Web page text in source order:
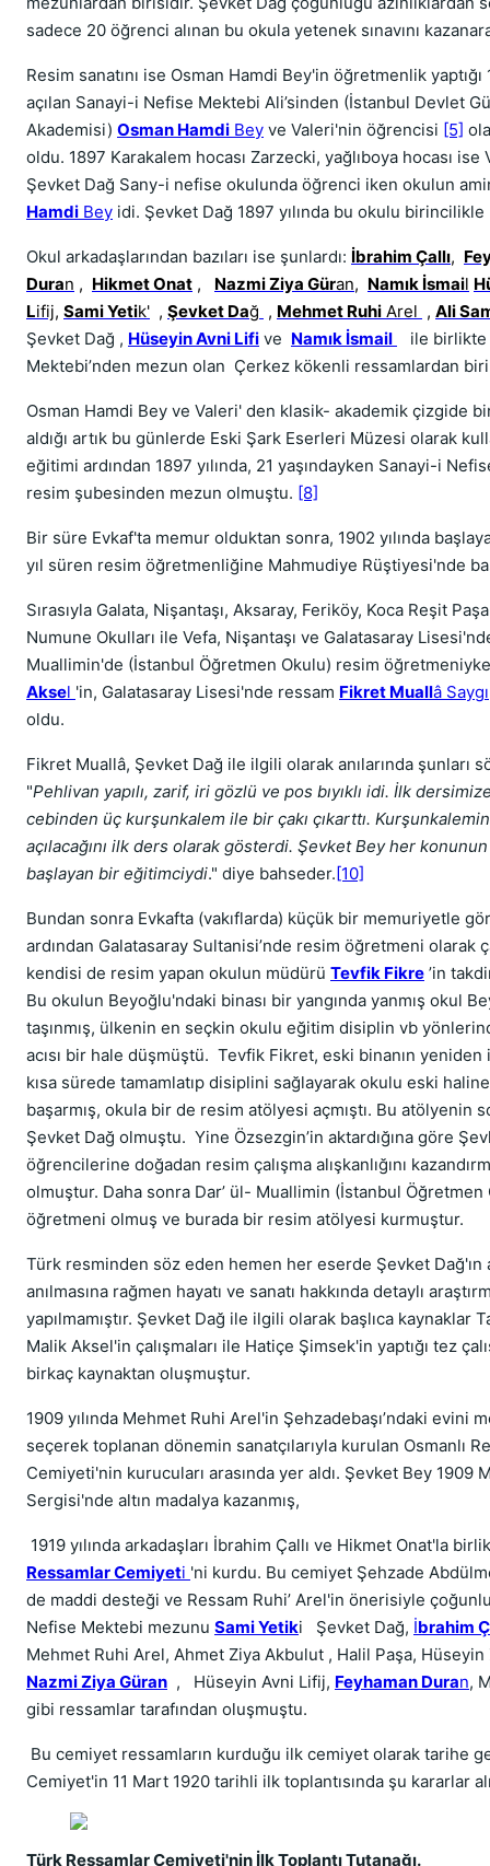
sadece 20 öğrenci alınan bu okula yetenek sınavını
Resim sanatını ise Osman Hamdi Bey'in öğretmenlik yaptığı
açılan Sanayi-i Nefise Mektebi Ali’sinden (İstanbul Devlet
Akademisi) Osman Hamdi Bey ve Valeri'nin öğrencisi [5]
oldu. 1897 Karakalem hocası Zarzecki, yağlıboya hocası ise
Şevket Dağ Sany-i nefise okulunda öğrenci iken okulun
Hamdi Bey idi. Şevket Dağ 1897 yılında bu okulu
Okul arkadaşlarından bazıları ise şunlardı: İbrahim Çallı,
Duran , Hikmet Onat , Nazmi Ziya Güran, Namık İsmail
Lifij, Sami Yetik' , Şevket Dağ , Mehmet Ruhi Arel , Ali
Şevket Dağ , Hüseyin Avni Lifi ve Namık İsmail
ile birlikte
Mektebi’nden mezun olan Çerkez kökenli ressamlardan
Osman Hamdi Bey ve Valeri' den klasik- akademik çizgide
aldığı artık bu günlerde Eski Şark Eserleri Müzesi olarak
eğitimi ardından 1897 yılında, 21 yaşındayken Sanayi-i
resim şubesinden mezun olmuştu. [8]
Bir süre Evkaf'ta memur olduktan sonra, 1902 yılında
yıl süren resim öğretmenliğine Mahmudiye Rüştiyesi'nde
Sırasıyla Galata, Nişantaşı, Aksaray, Feriköy, Koca Reşit
Numune Okulları ile Vefa, Nişantaşı ve Galatasaray
Muallimin'de (İstanbul Öğretmen Okulu) resim
Aksel 'in, Galatasaray Lisesi'nde ressam Fikret Muallâ Saygı
oldu.
Fikret Muallâ, Şevket Dağ ile ilgili olarak anılarında şunları
"Pehlivan yapılı, zarif, iri gözlü ve pos bıyıklı idi. İlk
cebinden üç kurşunkalem ile bir çakı çıkarttı. Kurşunkalemin
açılacağını ilk ders olarak gösterdi. Şevket Bey her
başlayan bir eğitimciydi." diye bahseder.[10]
Bundan sonra Evkafta (vakıflarda) küçük bir memuriyetle
ardından Galatasaray Sultanisi’nde resim öğretmeni olarak
kendisi de resim yapan okulun müdürü Tevfik Fikre ’in
Bu okulun Beyoğlu'ndaki binası bir yangında yanmış okul
taşınmış, ülkenin en seçkin okulu eğitim disiplin vb
acısı bir hale düşmüştü. Tevfik Fikret, eski binanın yeniden
kısa sürede tamamlatıp disiplini sağlayarak okulu eski
başarmış, okula bir de resim atölyesi açmıştı. Bu atölyenin
Şevket Dağ olmuştu. Yine Özsezgin’in aktardığına göre
öğrencilerine doğadan resim çalışma alışkanlığını
olmuştur. Daha sonra Dar’ ül- Muallimin (İstanbul Öğretmen
öğretmeni olmuş ve burada bir resim atölyesi kurmuştur.
Türk resminden söz eden hemen her eserde Şevket Dağ'ın
anılmasına rağmen hayatı ve sanatı hakkında detaylı
yapılmamıştır. Şevket Dağ ile ilgili olarak başlıca kaynaklar
Malik Aksel'in çalışmaları ile Hatiçe Şimsek'in yaptığı tez
birkaç kaynaktan oluşmuştur.
1909 yılında Mehmet Ruhi Arel'in Şehzadebaşı’ndaki evini
seçerek toplanan dönemin sanatçılarıyla kurulan Osmanlı
Cemiyeti'nin kurucuları arasında yer aldı. Şevket Bey 1909
Sergisi'nde altın madalya kazanmış,
1919 yılında arkadaşları İbrahim Çallı ve Hikmet Onat'la
Ressamlar Cemiyeti 'ni kurdu. Bu cemiyet Şehzade
de maddi desteği ve Ressam Ruhi’ Arel'in önerisiyle
Nefise Mektebi mezunu Sami Yetiki Şevket Dağ, İbrahim
Mehmet Ruhi Arel, Ahmet Ziya Akbulut , Halil Paşa, Hüseyin
Nazmi Ziya Güran , Hüseyin Avni Lifij, Feyhaman Duran,
gibi ressamlar tarafından oluşmuştu.
Bu cemiyet ressamların kurduğu ilk cemiyet olarak tarihe
Cemiyet'in 11 Mart 1920 tarihli ilk toplantısında şu kararlar
Türk Ressamlar Cemiyeti'nin İlk Toplantı Tutanağı.